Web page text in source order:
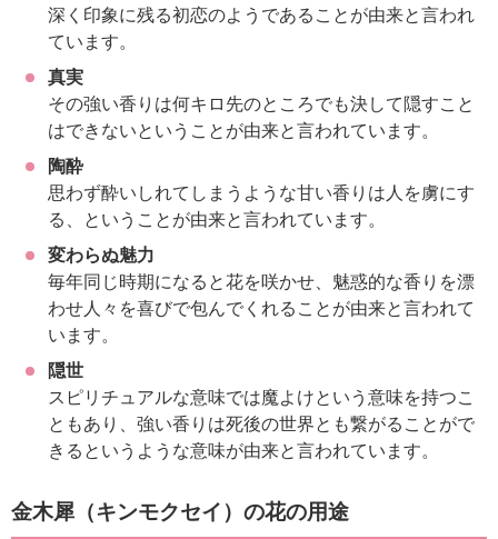
深く印象に残る初恋のようであることが由来と言われ
ています。
真実
その強い香りは何キロ先のところでも決して隠すこと
はできないということが由来と言われています。
陶酔
思わず酔いしれてしまうような甘い香りは人を虜にす
る、ということが由来と言われています。
変わらぬ魅力
毎年同じ時期になると花を咲かせ、魅惑的な香りを漂
わせ人々を喜びで包んでくれることが由来と言われて
います。
隠世
スピリチュアルな意味では魔よけという意味を持つこ
ともあり、強い香りは死後の世界とも繋がることがで
きるというような意味が由来と言われています。
金木犀（キンモクセイ）の花の用途